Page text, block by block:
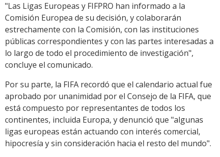
"Las Ligas Europeas y FIFPRO han informado a la
Comisión Europea de su decisión, y colaborarán
estrechamente con la Comisión, con las instituciones
públicas correspondientes y con las partes interesadas a
lo largo de todo el procedimiento de investigación",
concluye el comunicado.
Por su parte, la FIFA recordó que el calendario actual fue
aprobado por unanimidad por el Consejo de la FIFA, que
está compuesto por representantes de todos los
continentes, incluida Europa, y denunció que "algunas
ligas europeas están actuando con interés comercial,
hipocresía y sin consideración hacia el resto del mundo".